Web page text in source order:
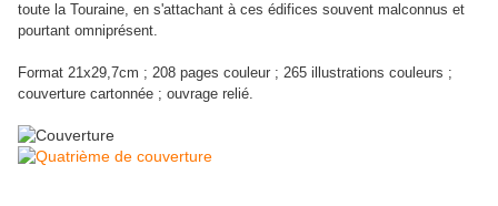
toute la Touraine, en s'attachant à ces édifices souvent malconnus et
pourtant omniprésent.
Format 21x29,7cm ; 208 pages couleur ; 265 illustrations couleurs ;
couverture cartonnée ; ouvrage relié.